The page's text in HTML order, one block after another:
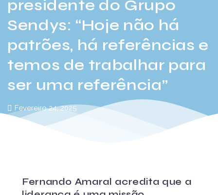
presidente do Grupo
Sendys: “Hoje não há
patrões, há referências
e temos de trabalhar
para ser uma
referência”
Fevereiro 24, 2025